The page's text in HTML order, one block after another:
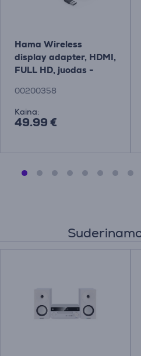
Hama Wireless
display adapter, HDMI,
FULL HD, juodas -
00200358
Kaina:
49.99 €